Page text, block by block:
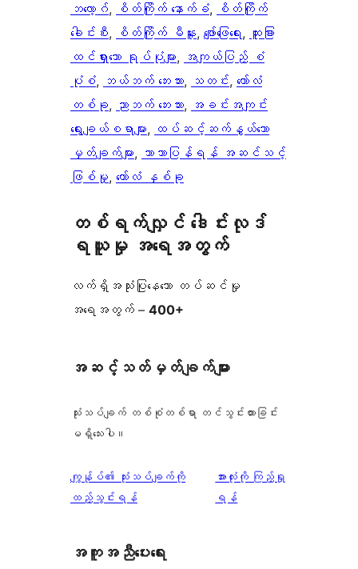
ဘလော့ဂ်, စိတ်ကြိုက် နောက်ခံ,
စိတ်ကြိုက်
ခေါင်းစီး, စိတ်ကြိုက် မီနူး, ဖျော်ဖြေရေး, ထူးခြား
ထင်ရှားသော ရုပ်ပုံများ, အကျယ်ပြည့် စံ
ပုံစံ, ဘယ်ဘက် ဘေးဘား, သတင်း, ကော်လံ
တစ်ခု, ညာဘက် ဘေးဘား, အခင်းအကျင်း
ရွေးချယ်စရာများ, ထပ်ဆင့်ဆက်နွယ်သော
မှတ်ချက်များ, ဘာသာပြန်ရန် အဆင်သင့်
ဖြစ်မှု, ကော်လံ နှစ်ခု
တစ်ရက်လျှင် ဒေါင်းလုဒ်
ရယူမှု အရေအတွက်
လက်ရှိအသုံးပြုနေသော တပ်ဆင်မှု
အရေအတွက် – 400+
အဆင့်သတ်မှတ်ချက်များ
သုံးသပ်ချက် တစ်စုံတစ်ရာ တင်သွင်းထားခြင်း
မရှိသေးပါ။
ကျွန်ုပ်၏ သုံးသပ်ချက်ကို
ထည့်သွင်းရန်
သုံးသပ်
ချက်
အားလုံးကို ကြည့်ရှု
ရန်
အကူအညီပေးရေး